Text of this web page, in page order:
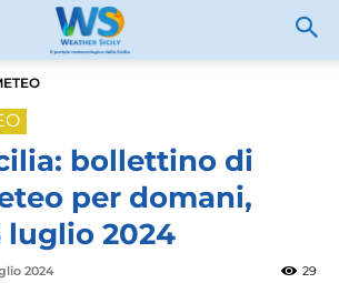
bollettino di
per domani,
luglio 2024
2024 29